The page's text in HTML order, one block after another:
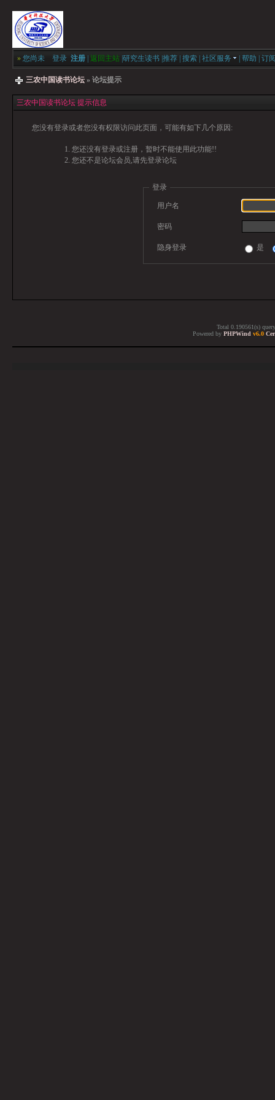
» 您尚未 登录 注册 返回主站 研究生读书 推荐 搜索 社区服务 帮助 订
三农中国读书论坛 » 论坛提示
三农中国读书论坛 提示信息
您没有登录或者您没有权限访问此页面，可能有如下几个原因:
您还没有登录或注册，暂时不能使用此功能!!
您还不是论坛会员,请先登录论坛
登录
用户名
密码
隐身登录 是
Total 0.190561(s)
Powered by PHPWind v6.0